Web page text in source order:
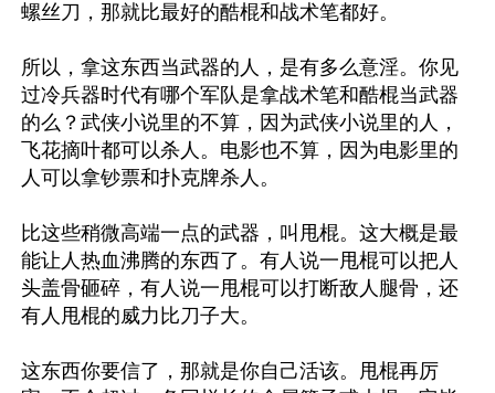
螺丝刀，那就比最好的酷棍和战术笔都好。
所以，拿这东西当武器的人，是有多么意淫。你见
过冷兵器时代有哪个军队是拿战术笔和酷棍当武器
的么？武侠小说里的不算，因为武侠小说里的人，
飞花摘叶都可以杀人。电影也不算，因为电影里的
人可以拿钞票和扑克牌杀人。
比这些稍微高端一点的武器，叫甩棍。这大概是最
能让人热血沸腾的东西了。有人说一甩棍可以把人
头盖骨砸碎，有人说一甩棍可以打断敌人腿骨，还
有人甩棍的威力比刀子大。
这东西你要信了，那就是你自己活该。甩棍再厉